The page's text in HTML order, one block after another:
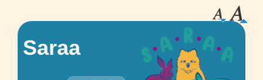
Saraa